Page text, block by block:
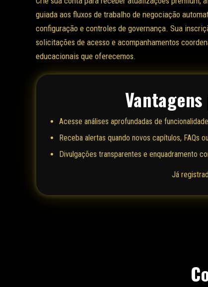
guiada aos fluxos de trabalho de negociação
configuração e controles de governança. Sua
solicitações de acesso e acompanhamentos
educacionais que oferecemos.
Acesse análises aprofundadas de
Receba alertas quando novos capítulos, FAQs
Divulgações transparentes e enquadramento
Já